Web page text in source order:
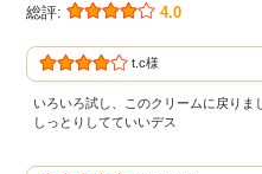
総評: 4.0
t.c様
いろいろ試し、このクリームに戻りま
しっとりしてていいデス